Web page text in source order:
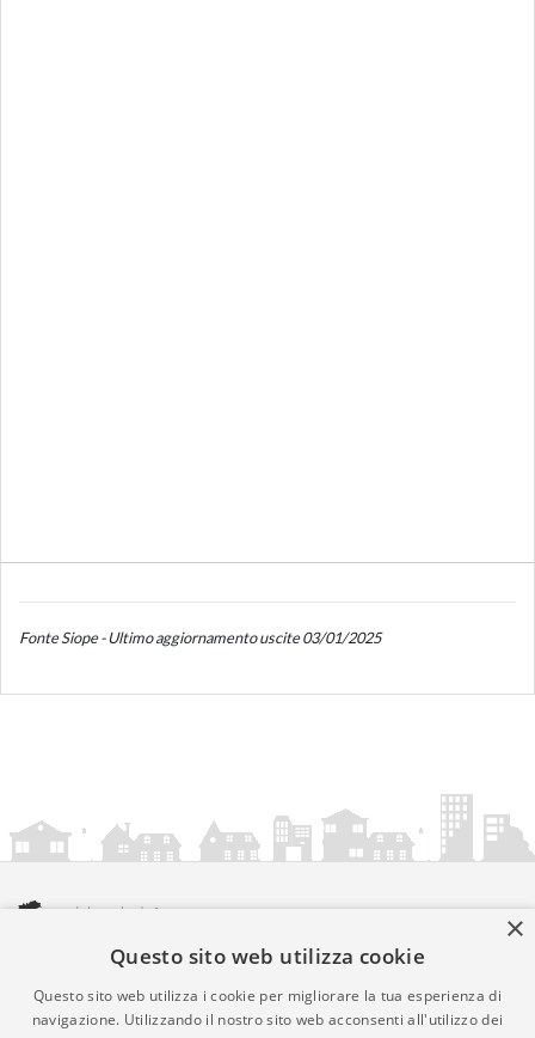
Fonte Siope - Ultimo aggiornamento uscite 03/01/2025
amministrazionicomunali.it è una iniziativa diartemedia.it
© Copyright MMXXIV - P.IVA 05400000724
Informazioni sul servizio |Informativa Privacy| Informativa
×
Questo sito web utilizza cookie
Questo sito web utilizza i cookie per migliorare la tua esperienza di
navigazione. Utilizzando il nostro sito web acconsenti all'utilizzo dei